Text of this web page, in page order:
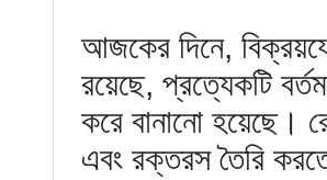
আজকের দিনে,
রয়েছে, প্রত্যেকটি
করে বানানো হয়েছে।
এবং রক্তরস তৈরি